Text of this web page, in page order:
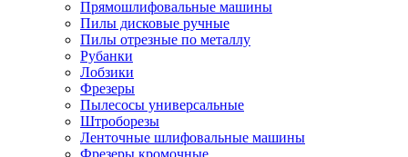
Прямошлифовальные машины
Пилы дисковые ручные
Пилы отрезные по металлу
Рубанки
Лобзики
Фрезеры
Пылесосы универсальные
Штроборезы
Ленточные шлифовальные машины
Фрезеры кромочные